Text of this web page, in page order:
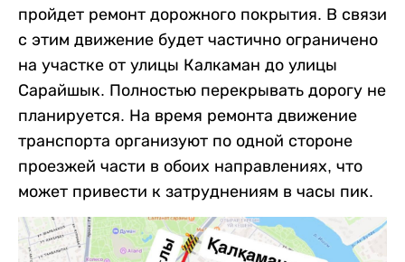
пройдет ремонт дорожного покрытия. В связи
с этим движение будет частично ограничено
на участке от улицы Калкаман до улицы
Сарайшык. Полностью перекрывать дорогу не
планируется. На время ремонта движение
транспорта организуют по одной стороне
проезжей части в обоих направлениях, что
может привести к затруднениям в часы пик.